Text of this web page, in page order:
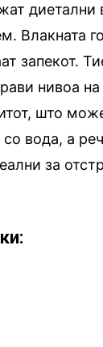
диетални
Влакната
запекот.
нивоа
што
вода, а
за